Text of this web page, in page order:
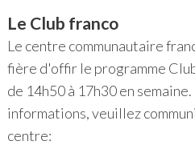
Le Club franco
Le centre communautaire
fière d'offir le programme
de 14h50 à 17h30 en
informations, veuillez
centre: